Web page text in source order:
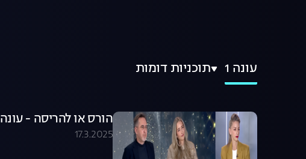
עונה 1 תוכניות דומות
הורס או להריסה - עונה 1, פרק 1
17.3.2025